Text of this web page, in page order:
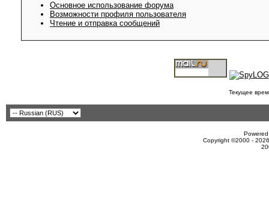
Основное использование форума
Возможности профиля пользователя
Чтение и отправка сообщений
Текущее
Copyright ©2000 -